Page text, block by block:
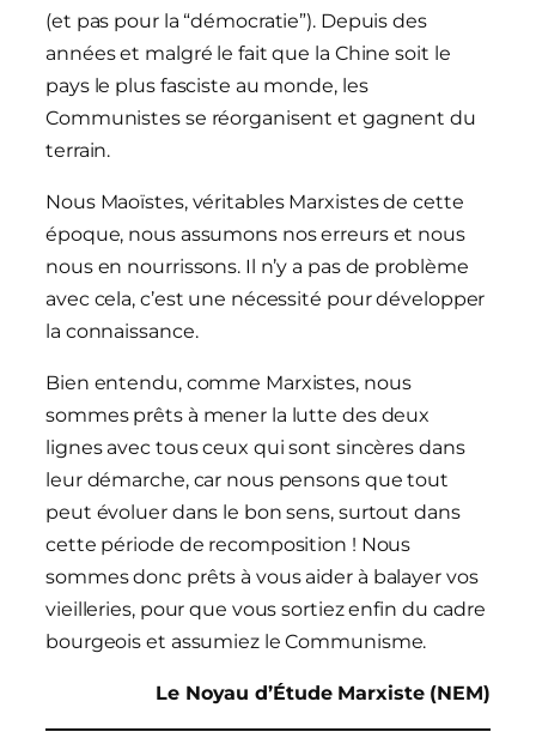
(et pas pour la “démocratie”). Depuis des
années et malgré le fait que la Chine soit le
pays le plus fasciste au monde, les
Communistes se réorganisent et gagnent du
terrain.
Nous Maoïstes, véritables Marxistes de cette
époque, nous assumons nos erreurs et nous
nous en nourrissons. Il n’y a pas de problème
avec cela, c’est une nécessité pour développer
la connaissance.
Bien entendu, comme Marxistes, nous
sommes prêts à mener la lutte des deux
lignes avec tous ceux qui sont sincères dans
leur démarche, car nous pensons que tout
peut évoluer dans le bon sens, surtout dans
cette période de recomposition ! Nous
sommes donc prêts à vous aider à balayer vos
vieilleries, pour que vous sortiez enfin du cadre
bourgeois et assumiez le Communisme.
Le Noyau d’Étude Marxiste (NEM)